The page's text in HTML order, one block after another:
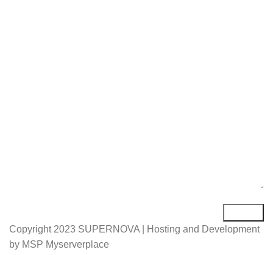
Copyright 2023 SUPERNOVA | Hosting and Development
by MSP Myserverplace